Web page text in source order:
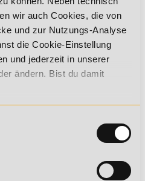
wir auch Cookies, die von
und zur Nutzungs-Analyse
die Cookie-Einstellung
und jederzeit in unserer
ändern. Bist du damit
frau
B-Lizenz (inkl.